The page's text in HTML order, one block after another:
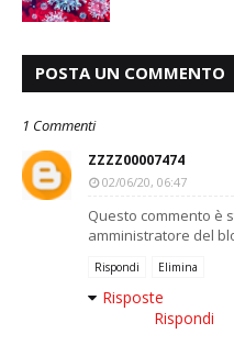
POSTA UN COMMENTO
1 Commenti
ZZZZ00007474
02/06/20, 06:47
Questo commento è
amministratore del
Rispondi Elimina
Risposte
Rispondi